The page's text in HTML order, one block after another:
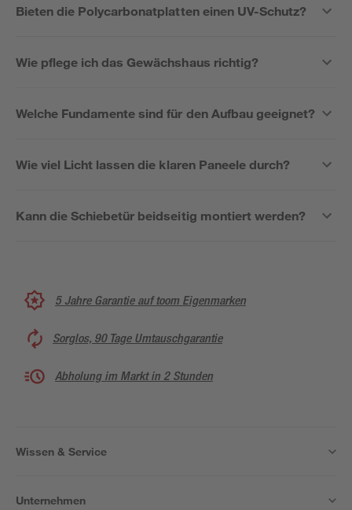
Bieten die Polycarbonatplatten einen UV-Schutz?
Wie pflege ich das Gewächshaus richtig?
Welche Fundamente sind für den Aufbau geeignet?
Wie viel Licht lassen die klaren Paneele durch?
Kann die Schiebetür beidseitig montiert werden?
5 Jahre Garantie auf toom Eigenmarken
Sorglos, 90 Tage Umtauschgarantie
Abholung im Markt in 2 Stunden
Wissen & Service
Unternehmen